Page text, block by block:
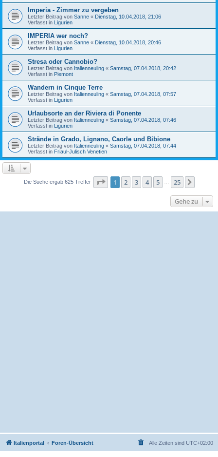
Imperia - Zimmer zu vergeben
Letzter Beitrag von Sanne « Dienstag, 10.04.2018, 21:06
Verfasst in Ligurien
IMPERIA wer noch?
Letzter Beitrag von Sanne « Dienstag, 10.04.2018, 20:46
Verfasst in Ligurien
Stresa oder Cannobio?
Letzter Beitrag von Italienneuling « Samstag, 07.04.2018, 20:42
Verfasst in Piemont
Wandern in Cinque Terre
Letzter Beitrag von Italienneuling « Samstag, 07.04.2018, 07:57
Verfasst in Ligurien
Urlaubsorte an der Riviera di Ponente
Letzter Beitrag von Italienneuling « Samstag, 07.04.2018, 07:46
Verfasst in Ligurien
Strände in Grado, Lignano, Caorle und Bibione
Letzter Beitrag von Italienneuling « Samstag, 07.04.2018, 07:44
Verfasst in Friaul-Julisch Venetien
Die Suche ergab 625 Treffer Seite 1von 25
1 2 3 4 5 25
Gehe zu
Italienportal Foren-Übersicht Alle Zeiten sind UTC+02:00